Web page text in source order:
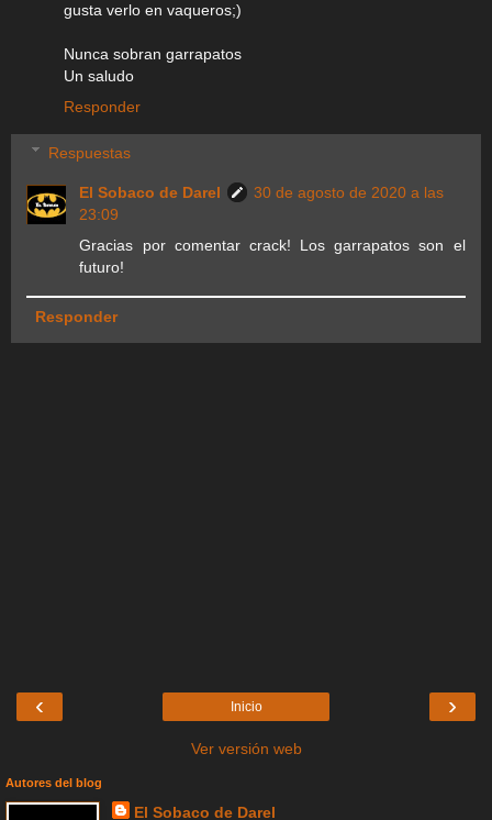
gusta verlo en vaqueros;)
Nunca sobran garrapatos
Un saludo
Responder
Respuestas
El Sobaco de Darel
30 de agosto de 2020 a las
23:09
Gracias por comentar crack! Los garrapatos son el
futuro!
Responder
‹ ›
Inicio
Ver versión web
Autores del blog
El Sobaco de Darel